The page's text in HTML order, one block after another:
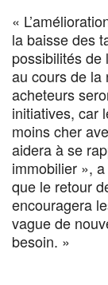
«
la baisse des
possibilités de
au cours de la
acheteurs
initiatives, car
moins cher
aidera à se
immobilier »,
que le retour
encouragera
vague de
besoin. »